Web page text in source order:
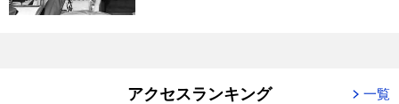
アクセスランキング 一覧